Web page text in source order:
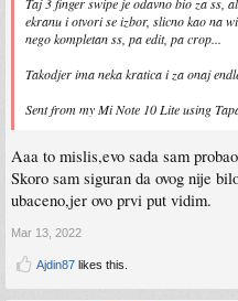
ekranu i otvori se izbor, slicno kao na
nego kompletan ss, pa edit, pa crop...
Takodjer ima neka kratica i za onaj
Sent from my Mi Note 10 Lite using
Aaa to mislis,evo sada sam
Skoro sam siguran da ovog nije
ubaceno,jer ovo prvi put vidim.
Mar 13, 2022
Ajdin87 likes this.